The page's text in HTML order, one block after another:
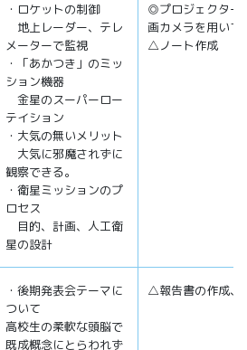
・ロケットの制御
地上レーダー、テレ
メーターで監視
・「あかつき」のミッ
ション機器
金星のスーパーロー
テイション
・大気の無いメリット
大気に邪魔されずに
観察できる。
・衛星ミッションのプ
ロセス
目的、計画、人工衛
星の設計
◎プロジェクター
画カメラを用いて
△ノート作成
・後期発表会テーマに
ついて
高校生の柔軟な頭脳で
既成概念にとらわれず
△報告書の作成、